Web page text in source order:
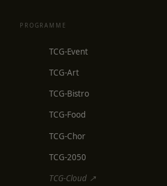
PROGRAMME
TCG-Event
TCG-Art
TCG-Bistro
TCG-Food
TCG-Chor
TCG-2050
TCG-Cloud ↗